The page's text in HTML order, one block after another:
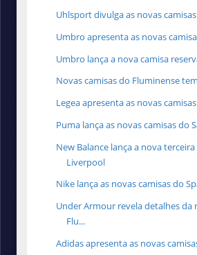
Uhlsport divulga as novas
Umbro apresenta as novas
Umbro lança a nova camisa
Novas camisas do Fluminense
Legea apresenta as novas
Puma lança as novas camisas do
New Balance lança a nova
Liverpool
Nike lança as novas camisas do
Under Armour revela detalhes da
Flu...
Adidas apresenta as novas